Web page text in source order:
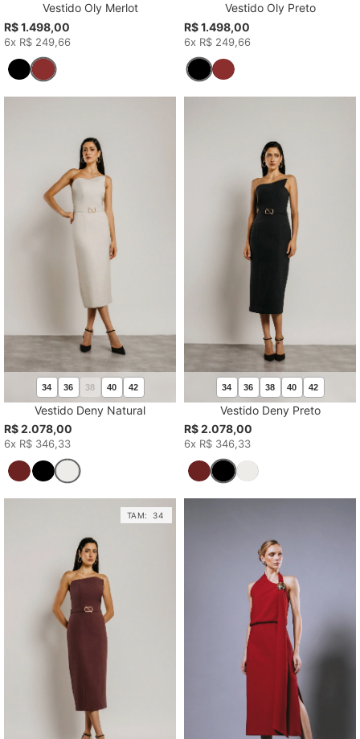
Vestido Oly Merlot
R$ 1.498,00
6x R$ 249,66
Vestido Oly Preto
R$ 1.498,00
6x R$ 249,66
34 36 38 40 42
Vestido Deny Natural
R$ 2.078,00
6x R$ 346,33
34 36 38 40 42
Vestido Deny Preto
R$ 2.078,00
6x R$ 346,33
TAM: 34